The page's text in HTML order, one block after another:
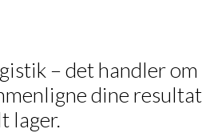
– det handler
dine
lager.